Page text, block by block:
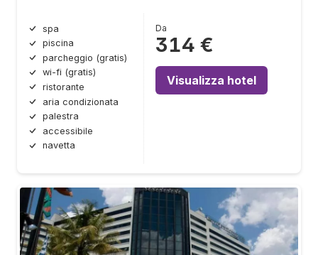
spa
piscina
parcheggio (gratis)
wi-fi (gratis)
ristorante
aria condizionata
palestra
accessibile
navetta
Da
314 €
Visualizza hotel